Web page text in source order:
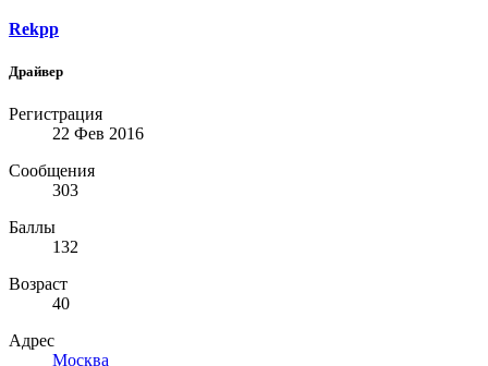
Rekpp
Драйвер
Регистрация
22 Фев 2016
Сообщения
303
Баллы
132
Возраст
40
Адрес
Москва